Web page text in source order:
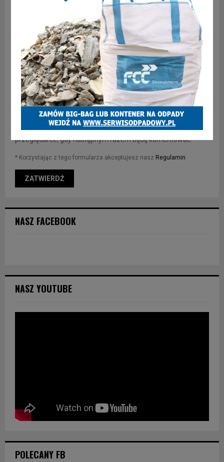
Zapisz moje imię, adres e-mail i stronę internetową w tej
przeglądarce, gdy następnym razem będę komentować.
* Korzystając z tego formularza akceptujesz nasz Regulamin
NASZ FACEBOOK
NASZ YOUTUBE
POLECANY FB